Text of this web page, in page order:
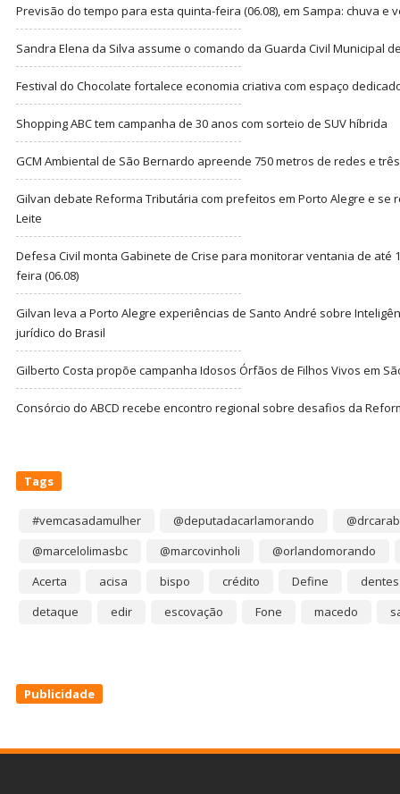
Previsão do tempo para esta quinta-feira (06.08), em Sampa: chuva e
Sandra Elena da Silva assume o comando da Guarda Civil Municipal
Festival do Chocolate fortalece economia criativa com espaço
Shopping ABC tem campanha de 30 anos com sorteio de SUV híbrida
GCM Ambiental de São Bernardo apreende 750 metros de redes e
Gilvan debate Reforma Tributária com prefeitos em Porto Alegre e se
Leite
Defesa Civil monta Gabinete de Crise para monitorar ventania de até
feira (06.08)
Gilvan leva a Porto Alegre experiências de Santo André sobre
jurídico do Brasil
Gilberto Costa propõe campanha Idosos Órfãos de Filhos Vivos em
Consórcio do ABCD recebe encontro regional sobre desafios da
Tags
#vemcasadamulher @deputadacarlamorando
@marcelolimasbc
@marcovinholi
@orlandomorando
Acerta
acisa bispo crédito Define
dentes
detaque
edir escovação Fone macedo
Publicidade